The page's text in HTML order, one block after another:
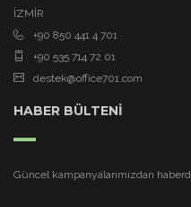
İZMİR
+90 850 441 4 701
+90 535 714 72 01
destek@office701.com
HABER BÜLTENİ
Güncel kampanyalarımızdan